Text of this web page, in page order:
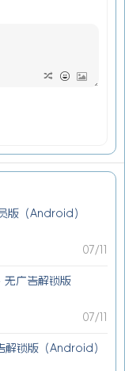
版（Android）
07/11
无广告解锁版
07/11
解锁版（Android）